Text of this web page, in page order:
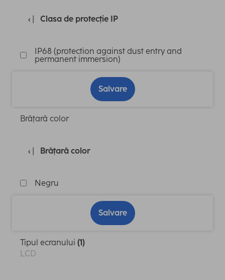
Clasa de protecție IP
IP68 (protection against dust entry and
permanent immersion)
Salvare
Brățară color
Brățară color
Negru
Salvare
Tipul ecranului (1)
LCD